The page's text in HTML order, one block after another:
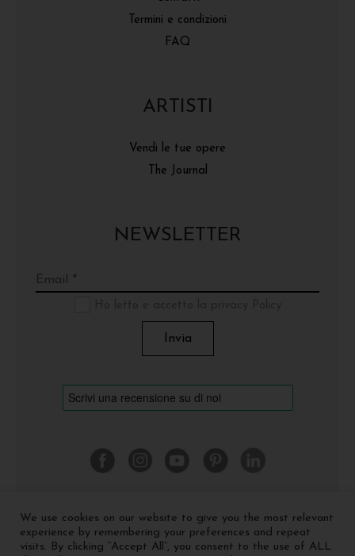
Termini e condizioni
FAQ
ARTISTI
Vendi le tue opere
The Journal
NEWSLETTER
© 2026 Cinquerosso Arte S.r.l. a socio unico - p.Iva
04035591207 -Privacy policy-Cookie policy
We use cookies on our website to give you the most relevant
experience by remembering your preferences and repeat
visits. By clicking “Accept All”, you consent to the use of ALL